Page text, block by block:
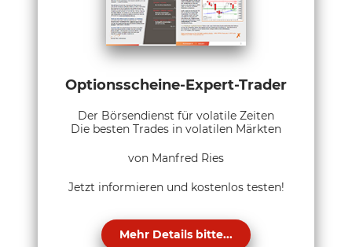
Optionsscheine-Expert-Trader
Der Börsendienst für volatile Zeiten
Die besten Trades in volatilen Märkten
von Manfred Ries
Jetzt informieren und kostenlos testen!
Mehr Details bitte...